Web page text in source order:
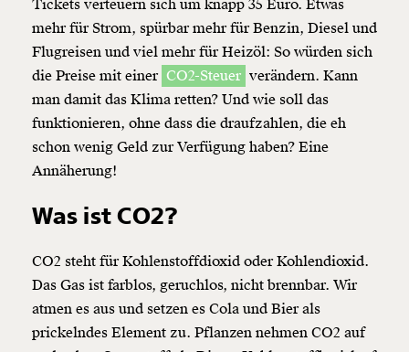
Tickets verteuern sich um knapp 35 Euro. Etwas
mehr für Strom, spürbar mehr für Benzin, Diesel und
Flugreisen und viel mehr für Heizöl: So würden sich
die Preise mit einer CO2-Steuer verändern. Kann
man damit das Klima retten? Und wie soll das
funktionieren, ohne dass die draufzahlen, die eh
schon wenig Geld zur Verfügung haben? Eine
Annäherung!
Was ist CO2?
CO2 steht für Kohlenstoffdioxid oder Kohlendioxid.
Das Gas ist farblos, geruchlos, nicht brennbar. Wir
atmen es aus und setzen es Cola und Bier als
prickelndes Element zu. Pflanzen nehmen CO2 auf